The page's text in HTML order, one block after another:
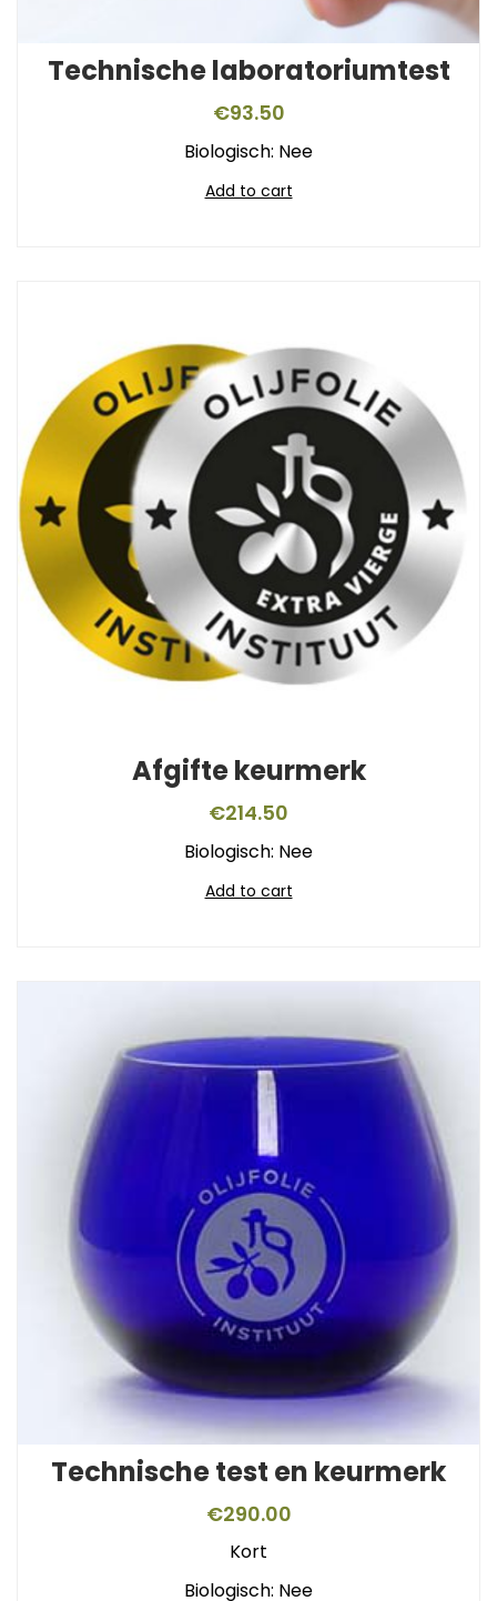
Technische laboratoriumtest
€93.50
Biologisch: Nee
Add to cart
Afgifte keurmerk
€214.50
Biologisch: Nee
Add to cart
Technische test en keurmerk
€290.00
Kort
Biologisch: Nee